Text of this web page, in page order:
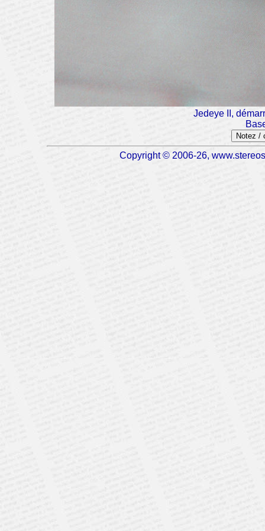
Jedeye II,
Notez /
Copyright © 2006-26,